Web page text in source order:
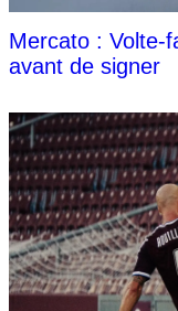
Mercato : Volte-
avant de signer